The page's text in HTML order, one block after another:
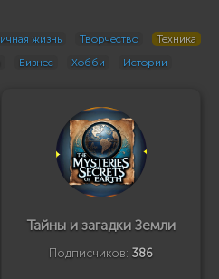
жизнь Творчество
Техника
Бизнес Хобби Истории
Тайны и загадки Земли
Подписчиков: 386